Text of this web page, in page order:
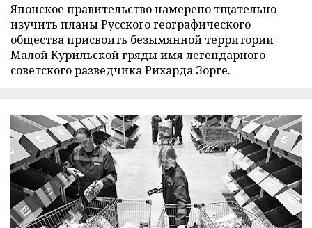
Японское правительство намерено тщательно
изучить планы Русского географического
общества присвоить безымянной территории
Малой Курильской гряды имя легендарного
советского разведчика Рихарда Зорге.